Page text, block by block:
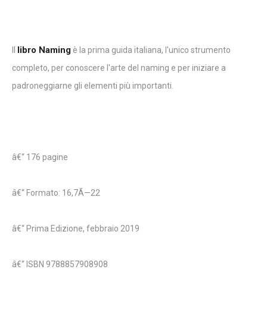
libro Naming è la prima guida italiana, l'unico strumento
completo, per conoscere l'arte del naming e per iniziare a
padroneggiarne gli elementi più importanti.
â€“ 176 pagine
â€“ Formato: 16,7Ã—22
â€“ Prima Edizione, febbraio 2019
â€“ ISBN 9788857908908